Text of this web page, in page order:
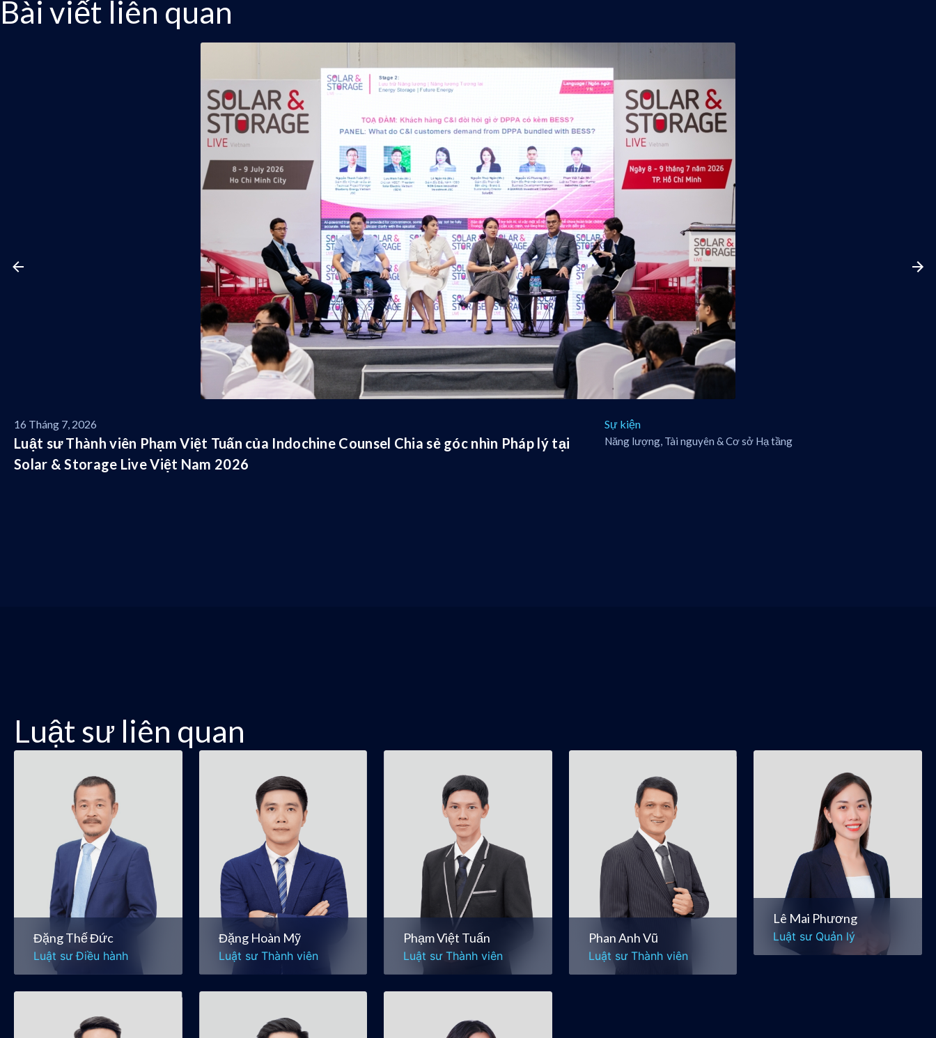
Bài viết liên quan
16 Tháng 7, 2026
Luật sư Thành viên Phạm Việt Tuấn của Indochine Counsel Chia sẻ góc nhìn Pháp lý tại
Solar & Storage Live Việt Nam 2026
Sự kiện
Năng lượng, Tài nguyên & Cơ sở Hạ tầng
Luật sư liên quan
Đặng Thế Đức
Luật sư Điều hành
Đặng Thế Đức
Luật sư Điều hành
Mua bán & Sáp nhập
Tài chính & Ngân hàng
Đặng Hoàn Mỹ
Luật sư Thành viên
Đặng Hoàn Mỹ
Luật sư Thành viên
Mua bán & Sáp nhập
Chứng khoán & Thị
trường Vốn
Phạm Việt Tuấn
Luật sư Thành viên
Phạm Việt Tuấn
Luật sư Thành viên
Bất Động sản & Xây
dựng
Tranh tụng & Giải quyết
Tranh chấp
Phan Anh Vũ
Luật sư Thành viên
Phan Anh Vũ
Luật sư Thành viên
Mua bán & Sáp nhập
Doanh nghiệp &
Thương mại
Lê Mai Phương
Luật sư Quản lý
Lê Mai Phương
Luật sư Quản lý
Doanh nghiệp &
Thương mại
Mua bán & Sáp nhập
Ngô Đăng Lộc Phạm Hoàng Vũ
Trần Trang Nhung